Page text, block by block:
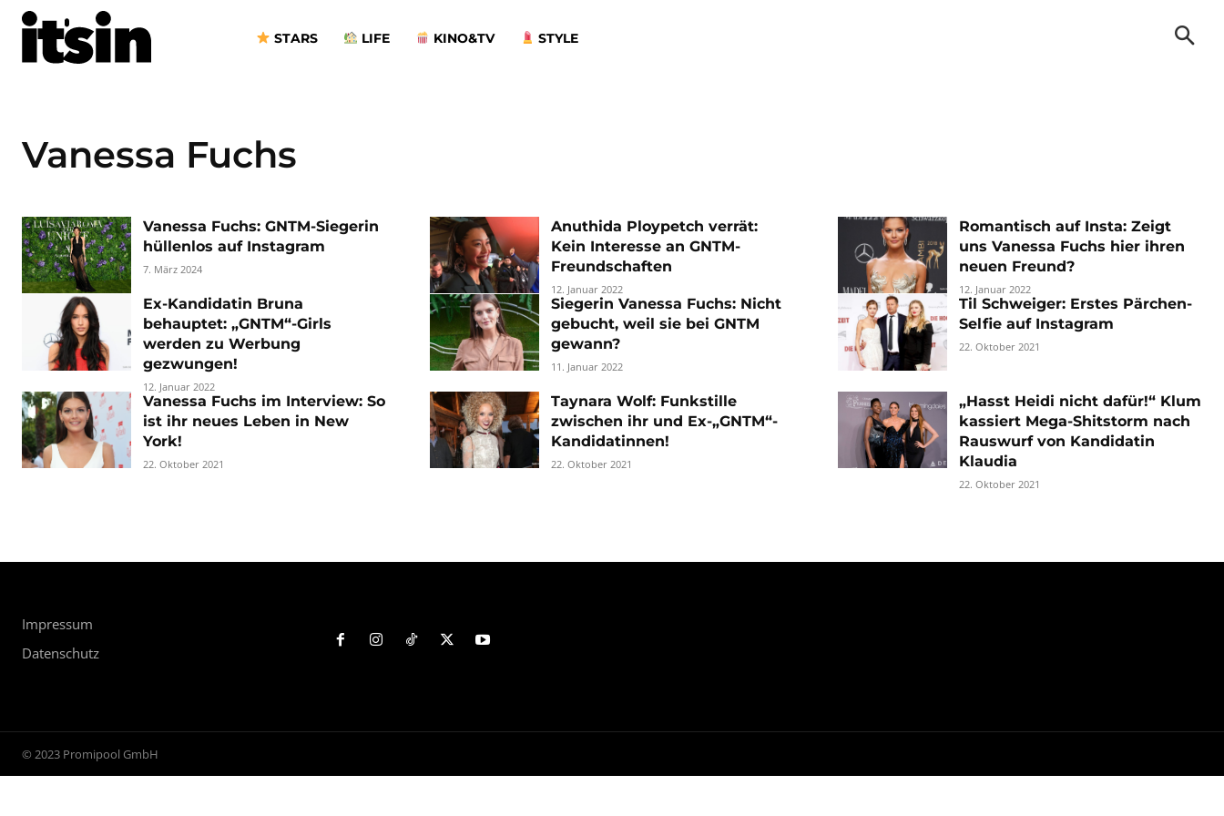
STARS LIFE KINO&TV STYLE
Vanessa Fuchs
Vanessa Fuchs: GNTM-Siegerin
hüllenlos auf Instagram
7. März 2024
Anuthida Ploypetch verrät:
Kein Interesse an GNTM-
Freundschaften
12. Januar 2022
Romantisch auf Insta: Zeigt
uns Vanessa Fuchs hier ihren
neuen Freund?
12. Januar 2022
Ex-Kandidatin Bruna
behauptet: „GNTM“-Girls
werden zu Werbung
gezwungen!
12. Januar 2022
Siegerin Vanessa Fuchs: Nicht
gebucht, weil sie bei GNTM
gewann?
11. Januar 2022
Til Schweiger: Erstes Pärchen-
Selfie auf Instagram
22. Oktober 2021
Vanessa Fuchs im Interview: So
ist ihr neues Leben in New
York!
22. Oktober 2021
Taynara Wolf: Funkstille
zwischen ihr und Ex-„GNTM“-
Kandidatinnen!
22. Oktober 2021
„Hasst Heidi nicht dafür!“ Klum
kassiert Mega-Shitstorm nach
Rauswurf von Kandidatin
Klaudia
22. Oktober 2021
Impressum
Datenschutz
© 2023 Promipool GmbH